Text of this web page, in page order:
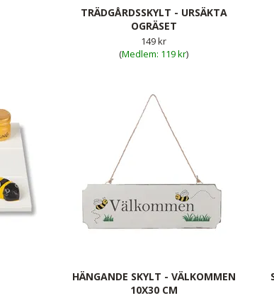
TRÄDGÅRDSSKYLT - URSÄKTA
OGRÄSET
149 kr
(
119 kr)
HÄNGANDE SKYLT - VÄLKOMMEN
10X30 CM